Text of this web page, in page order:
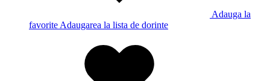
Adauga la
favorite Adaugarea la lista de dorinte